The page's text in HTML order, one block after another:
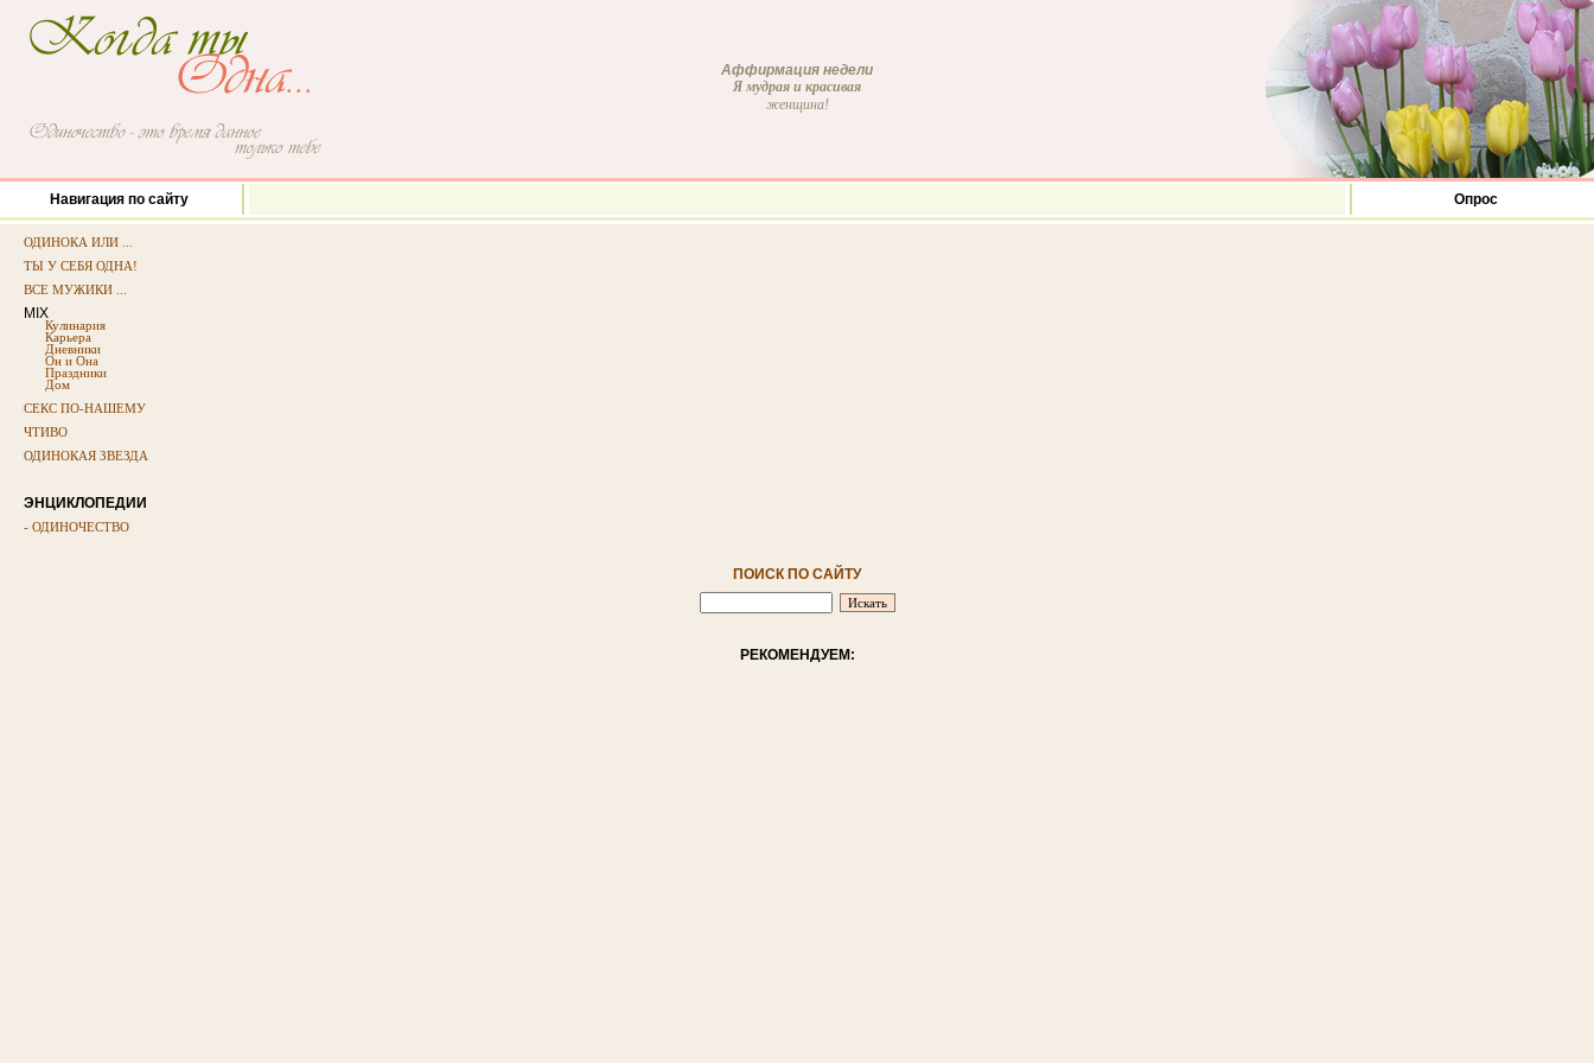
Аффирмация недели
Я мудрая и красивая
женщина!
Навигация по сайту Опрос
ОДИНОКА ИЛИ ...
ТЫ У СЕБЯ ОДНА!
ВСЕ МУЖИКИ ...
MIX
Кулинария
Карьера
Дневники
Он и Она
Праздники
Дом
СЕКС ПО-НАШЕМУ
ЧТИВО
ОДИНОКАЯ ЗВЕЗДА
ЭНЦИКЛОПЕДИИ
- ОДИНОЧЕСТВО
ПОИСК ПО САЙТУ
РЕКОМЕНДУЕМ: